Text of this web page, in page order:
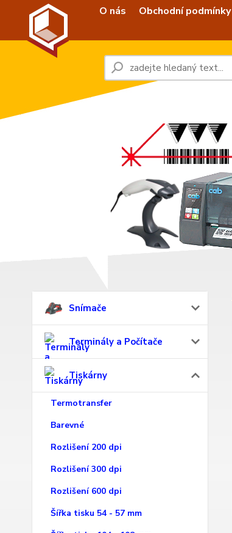
O nás Obchodní podmínky
Snímače
Terminály a Počítače
Tiskárny
Termotransfer
Barevné
Rozlišení 200 dpi
Rozlišení 300 dpi
Rozlišení 600 dpi
Šířka tisku 54 - 57 mm